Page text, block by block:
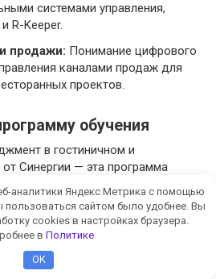
системами управления,
R-Keeper.
продажи: Понимание цифрового
каналами продаж для
проектов.
обучения
в гостиничном и
Синергии — эта программа
в сфере гостинично-
гостиничных и
от Московского Института
аналитики Яндекс Метрика с помощью
пользоваться сайтом было удобнее. Вы
cookies в настройках браузера.
в Политике
OK